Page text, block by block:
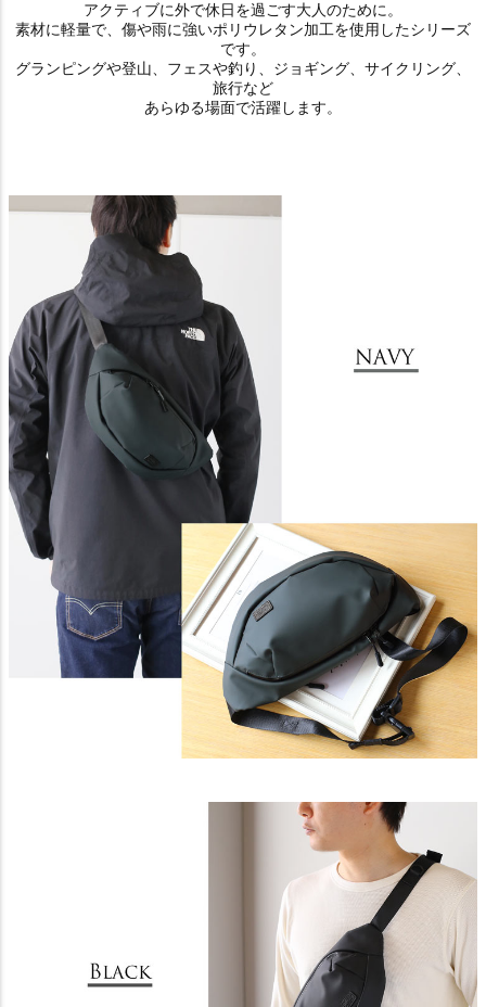
アクティブに外で休日を過ごす大人のために。
素材に軽量で、傷や雨に強いポリウレタン加工を使用したシリーズ
です。
グランピングや登山、フェスや釣り、ジョギング、サイクリング、
旅行など
あらゆる場面で活躍します。